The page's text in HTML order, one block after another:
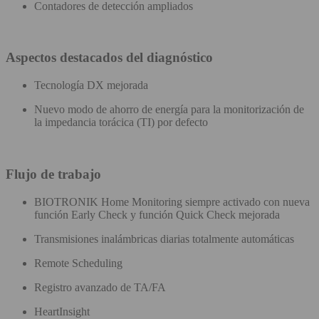
Contadores de detección ampliados
Aspectos destacados del diagnóstico
Tecnología DX mejorada
Nuevo modo de ahorro de energía para la monitorización de
la impedancia torácica (TI) por defecto
Flujo de trabajo
BIOTRONIK Home Monitoring siempre activado con nueva
función Early Check y función Quick Check mejorada
Transmisiones inalámbricas diarias totalmente automáticas
Remote Scheduling
Registro avanzado de TA/FA
HeartInsight